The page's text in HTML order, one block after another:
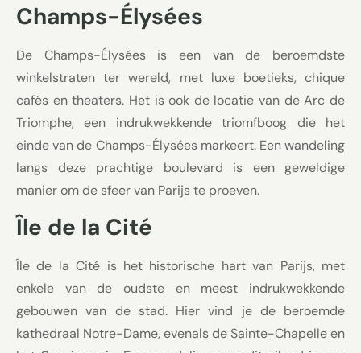
Champs-Élysées
De Champs-Élysées is een van de beroemdste
winkelstraten ter wereld, met luxe boetieks, chique
cafés en theaters. Het is ook de locatie van de Arc de
Triomphe, een indrukwekkende triomfboog die het
einde van de Champs-Élysées markeert. Een wandeling
langs deze prachtige boulevard is een geweldige
manier om de sfeer van Parijs te proeven.
Île de la Cité
Île de la Cité is het historische hart van Parijs, met
enkele van de oudste en meest indrukwekkende
gebouwen van de stad. Hier vind je de beroemde
kathedraal Notre-Dame, evenals de Sainte-Chapelle en